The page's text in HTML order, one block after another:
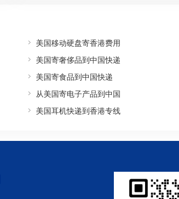
美国移动硬盘寄香港费用
美国寄奢侈品到中国快递
美国寄食品到中国快递
从美国寄电子产品到中国
美国耳机快递到香港专线